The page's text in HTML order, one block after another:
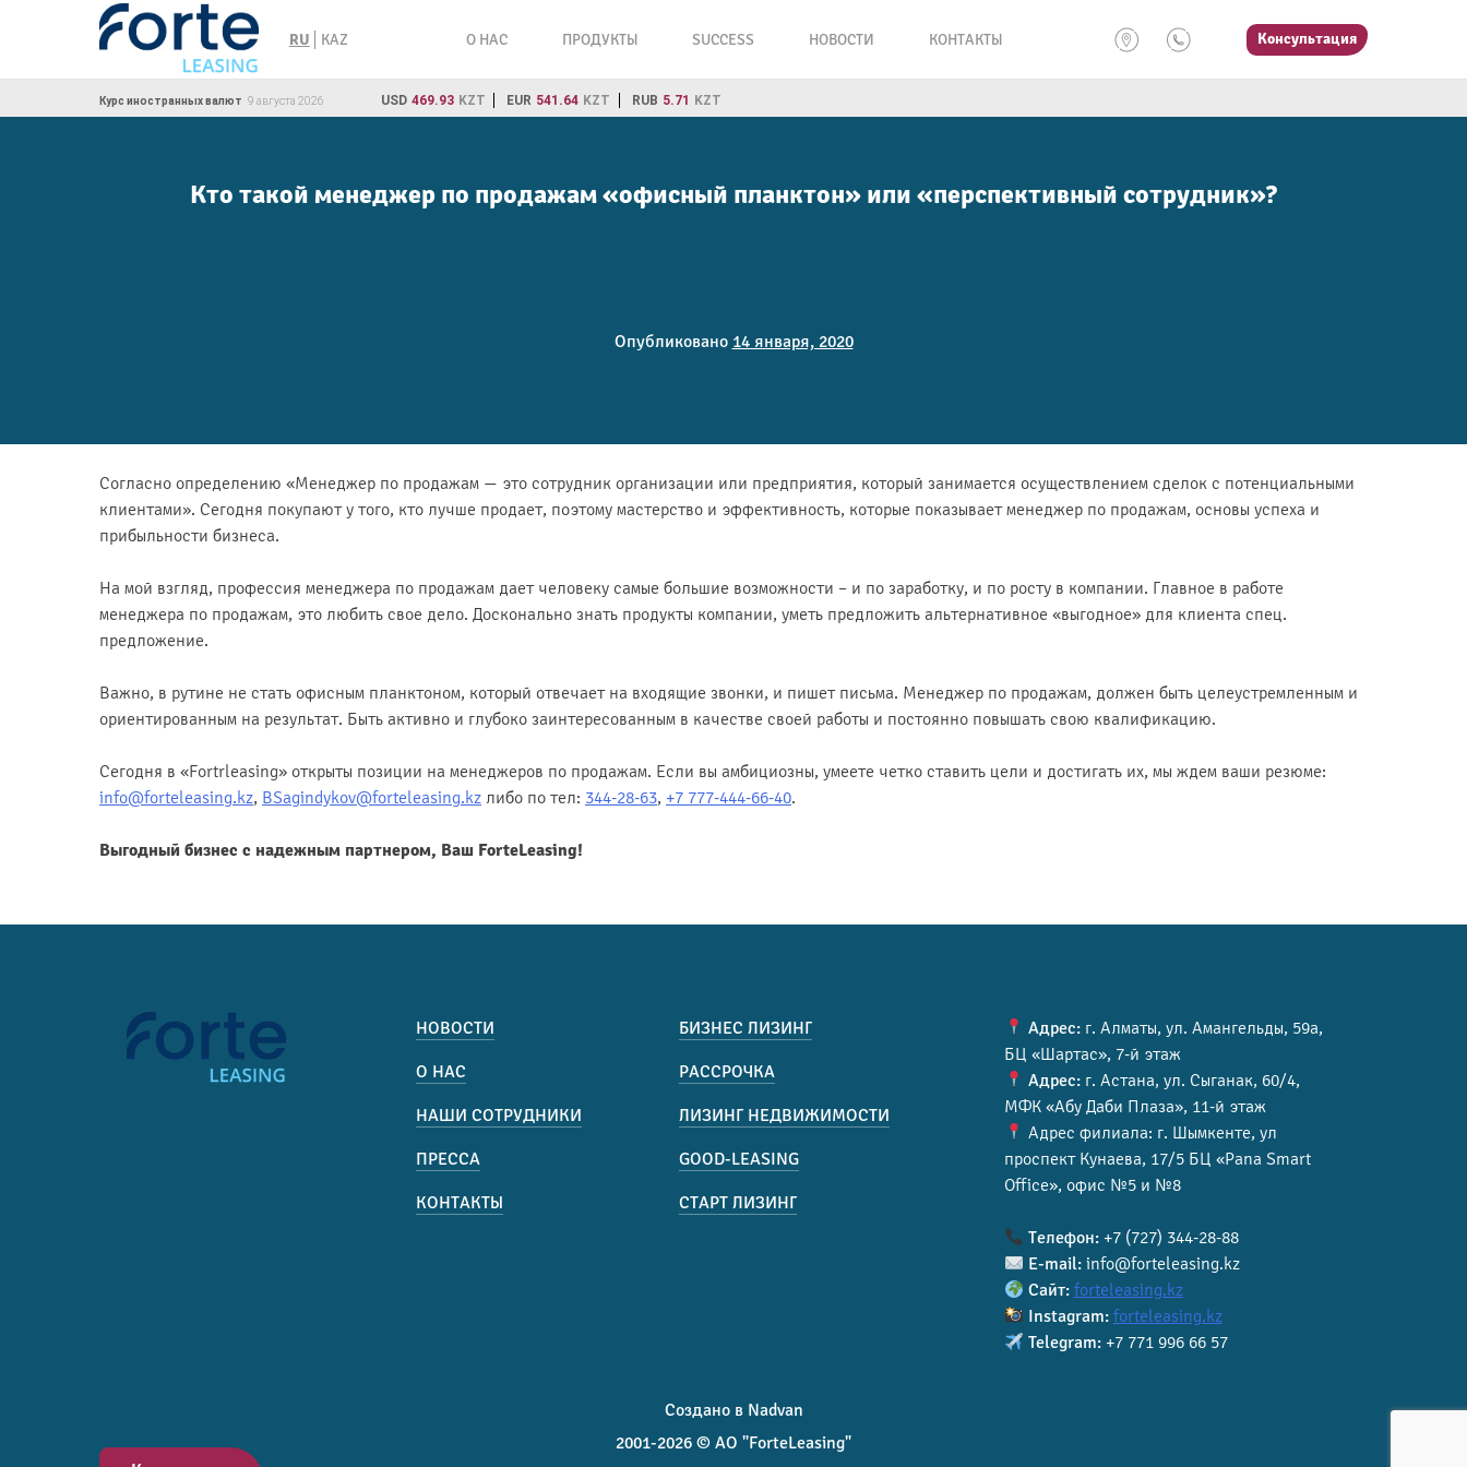
RU KAZ О НАС ПРОДУКТЫ SUCCESS НОВОСТИ КОНТАКТЫ Консультация
Курс иностранных валют 9 августа 2026 USD 469.93 KZT EUR 541.64 KZT RUB 5.71 KZT
Кто такой менеджер по продажам «офисный планктон» или «перспективный сотрудник»?
Опубликовано 14 января, 2020
Согласно определению «Менеджер по продажам — это сотрудник организации или предприятия, который занимается осуществлением сделок с потенциальными
клиентами». Сегодня покупают у того, кто лучше продает, поэтому мастерство и эффективность, которые показывает менеджер по продажам, основы успеха и
прибыльности бизнеса.
На мой взгляд, профессия менеджера по продажам дает человеку самые большие возможности – и по заработку, и по росту в компании. Главное в работе
менеджера по продажам, это любить свое дело. Досконально знать продукты компании, уметь предложить альтернативное «выгодное» для клиента спец.
предложение.
Важно, в рутине не стать офисным планктоном, который отвечает на входящие звонки, и пишет письма. Менеджер по продажам, должен быть целеустремленным и
ориентированным на результат. Быть активно и глубоко заинтересованным в качестве своей работы и постоянно повышать свою квалификацию.
Сегодня в «Fortrleasing» открыты позиции на менеджеров по продажам. Если вы амбициозны, умеете четко ставить цели и достигать их, мы ждем ваши резюме:
info@forteleasing.kz, BSagindykov@forteleasing.kz либо по тел: 344-28-63, +7 777-444-66-40.
Выгодный бизнес с надежным партнером, Ваш ForteLeasing!
НОВОСТИ
О НАС
НАШИ СОТРУДНИКИ
ПРЕССА
КОНТАКТЫ
БИЗНЕС ЛИЗИНГ
РАССРОЧКА
ЛИЗИНГ НЕДВИЖИМОСТИ
GOOD-LEASING
СТАРТ ЛИЗИНГ
Адрес:г. Алматы, ул. Амангельды, 59а,
БЦ «Шартас», 7-й этаж
Адрес:г. Астана, ул. Сыганак, 60/4,
МФК «Абу Даби Плаза», 11-й этаж
Адрес филиала: г. Шымкенте, ул
проспект Кунаева, 17/5 БЦ «Pana Smart
Office», офис №5 и №8
Телефон:+7 (727) 344-28-88
E-mail:info@forteleasing.kz
Сайт: forteleasing.kz
Instagram: forteleasing.kz
Telegram:+7 771 996 66 57
Создано в Nadvan
2001-2026 © АО "ForteLeasing"